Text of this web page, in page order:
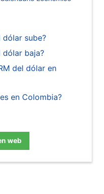
dólar sube?
dólar baja?
del dólar en
en Colombia?
web